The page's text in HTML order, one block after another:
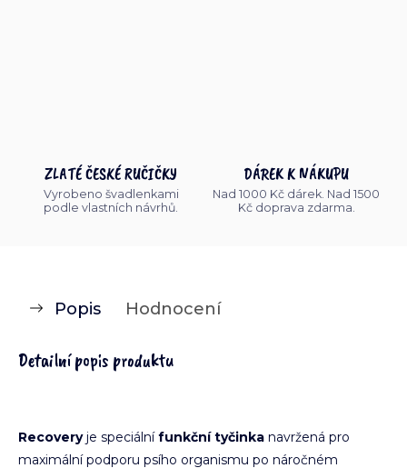
ZLATÉ ČESKÉ RUČIČKY
Vyrobeno švadlenkami
podle vlastních návrhů.
DÁREK K NÁKUPU
Nad 1000 Kč dárek. Nad 1500
Kč doprava zdarma.
Popis Hodnocení
Detailní popis produktu
Recoveryje speciálnífunkční tyčinka navržená pro
maximální podporu psího organismu po náročném